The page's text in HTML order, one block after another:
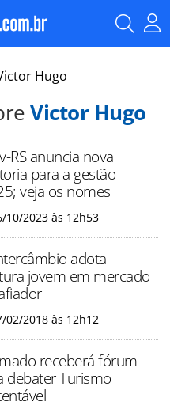
Hugo
Victor Hugo
RS anuncia nova
para a gestão
veja os nomes
10/2023 às 12h53
adota
jovem em mercado
02/2018 às 12h12
receberá fórum
debater Turismo